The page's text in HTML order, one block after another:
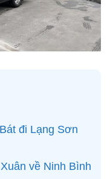
đi Lạng Sơn
về Ninh Bình